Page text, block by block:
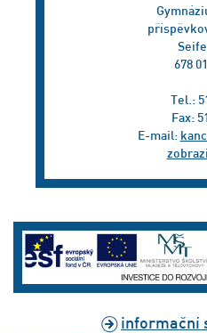
678
Tel.:
Fax:
E-mail:
informační